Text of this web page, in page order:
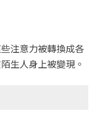
注意力被轉換成各
生人身上被變現。